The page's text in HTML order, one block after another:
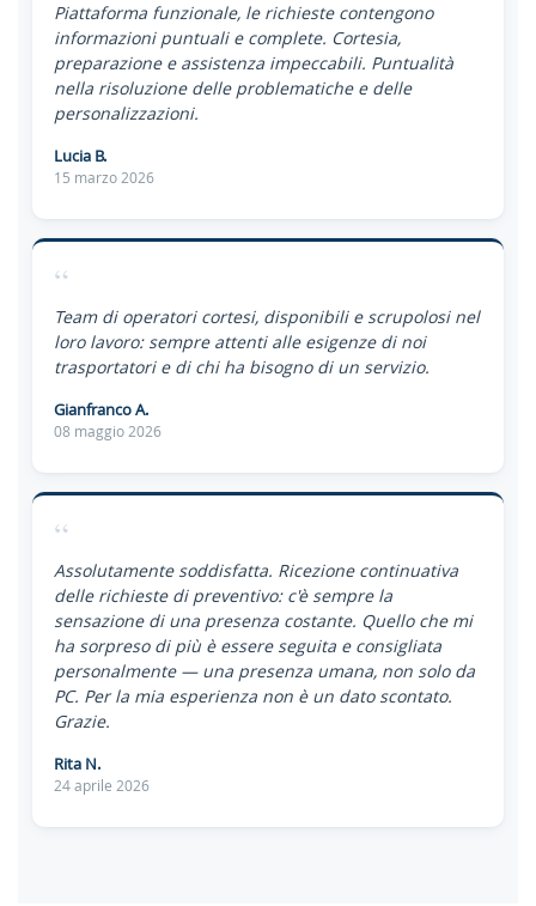
Piattaforma funzionale, le richieste contengono
informazioni puntuali e complete. Cortesia,
preparazione e assistenza impeccabili. Puntualità
nella risoluzione delle problematiche e delle
personalizzazioni.
Lucia B.
15 marzo 2026
“
Team di operatori cortesi, disponibili e scrupolosi nel
loro lavoro: sempre attenti alle esigenze di noi
trasportatori e di chi ha bisogno di un servizio.
Gianfranco A.
08 maggio 2026
“
Assolutamente soddisfatta. Ricezione continuativa
delle richieste di preventivo: c'è sempre la
sensazione di una presenza costante. Quello che mi
ha sorpreso di più è essere seguita e consigliata
personalmente — una presenza umana, non solo da
PC. Per la mia esperienza non è un dato scontato.
Grazie.
Rita N.
24 aprile 2026